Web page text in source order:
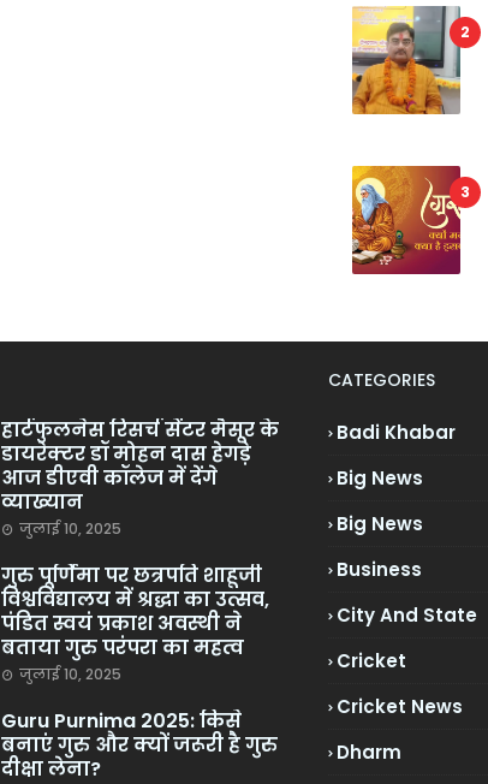
हार्टफुलनेस रिसर्च सेंटर मैसूर के
डायरेक्टर डॉ मोहन दास हेगड़े
आज डीएवी कॉलेज में देंगे
व्याख्यान
जुलाई 10, 2025
गुरु पूर्णिमा पर छत्रपति शाहूजी
विश्वविद्यालय में श्रद्धा का उत्सव,
पंडित स्वयं प्रकाश अवस्थी ने
बताया गुरु परंपरा का महत्व
जुलाई 10, 2025
Guru Purnima 2025: किसे
बनाएं गुरु और क्यों जरूरी है गुरु
दीक्षा लेना?
CATEGORIES
Badi Khabar
Big News
Big News
Business
City And State
Cricket
Cricket News
Dharm